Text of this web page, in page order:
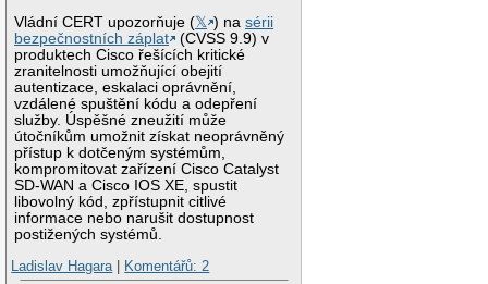
Vládní CERT upozorňuje (𝕏 ) nasérii
bezpečnostních záplat
(CVSS 9.9) v
produktech Cisco řešících kritické
zranitelnosti umožňující obejití
autentizace, eskalaci oprávnění,
vzdálené spuštění kódu a odepření
služby. Úspěšné zneužití může
útočníkům umožnit získat neoprávněný
přístup k dotčeným systémům,
kompromitovat zařízení Cisco Catalyst
SD-WAN a Cisco IOS XE, spustit
libovolný kód, zpřístupnit citlivé
informace nebo narušit dostupnost
postižených systémů.
Ladislav Hagara| Komentářů: 2